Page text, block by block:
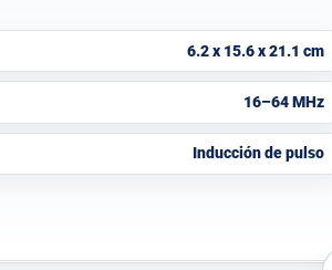
6.2 x 15.6 x 21.1 cm
16–64 MHz
Inducción de pulso